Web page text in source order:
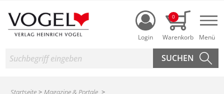
Login
0
Suche
Startseite
Magazine & Portale